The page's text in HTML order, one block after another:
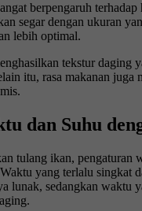
berpengaruh
segar dengan ukuran
lebih optimal.
tekstur daging
itu, rasa makanan juga
dan Suhu
tulang ikan, pengaturan
yang terlalu singkat
lunak, sedangkan waktu